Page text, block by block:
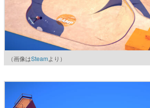
（画像はSteamより）